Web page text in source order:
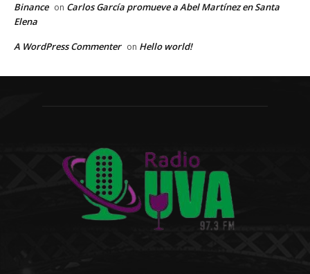
Binance on Carlos García promueve a Abel Martínez en Santa
Elena
A WordPress Commenter on Hello world!